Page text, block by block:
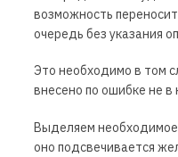
возможность
очередь без указания
Это необходимо в том
внесено по ошибке не
Выделяем
оно подсвечивается